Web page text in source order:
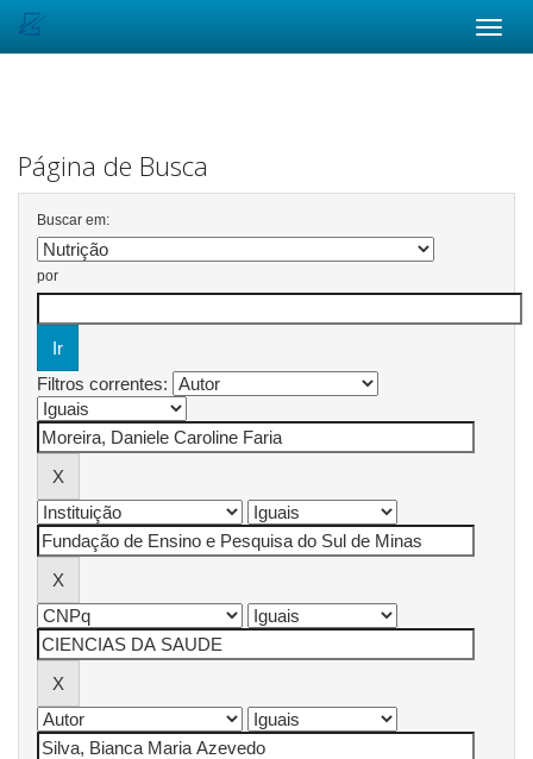
Página de Busca
Buscar em:
por
Filtros correntes: